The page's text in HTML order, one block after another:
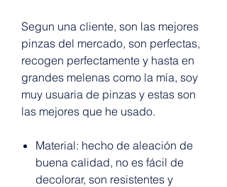
Segun una cliente, son las mejores
pinzas del mercado, son perfectas,
recogen perfectamente y hasta en
grandes melenas como la mía, soy
muy usuaria de pinzas y estas son
las mejores que he usado.
Material: hecho de aleación de
buena calidad, no es fácil de
decolorar, son resistentes y